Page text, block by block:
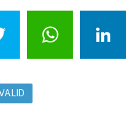
Twitter